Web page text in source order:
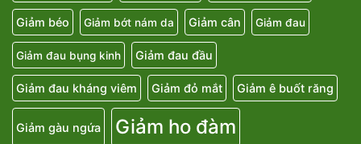
Giảm béo Giảm bớt nám da Giảm cân Giảm đau
Giảm đau bụng kinh Giảm đau đầu
Giảm đau kháng viêm Giảm đỏ mắt Giảm ê buốt răng
Giảm gàu ngứa Giảm ho đàm